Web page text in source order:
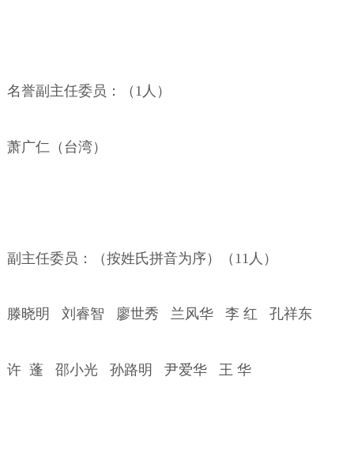
名誉副主任委员：（ 1 人）
萧广仁（台湾）
副主任委员：（按姓氏拼音为序）（ 11 人）
滕晓明 刘睿智 廖世秀 兰风华 李 红 孔祥东
许 蓬 邵小光 孙路明 尹爱华 王 华